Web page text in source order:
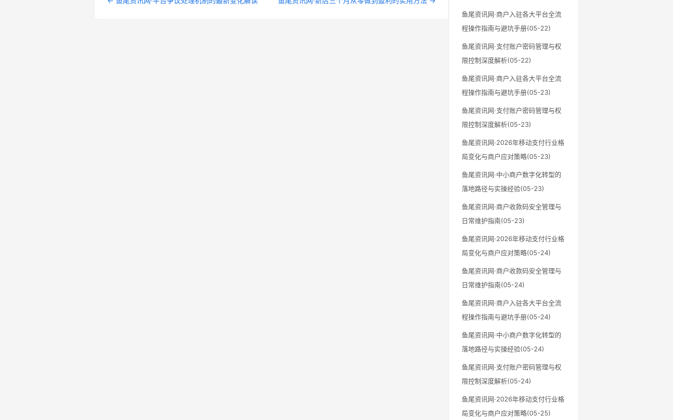
鱼尾资讯网·商户入驻各大平台全流
程操作指南与避坑手册(05-22)
鱼尾资讯网·支付账户密码管理与权
限控制深度解析(05-22)
鱼尾资讯网·商户入驻各大平台全流
程操作指南与避坑手册(05-23)
鱼尾资讯网·支付账户密码管理与权
限控制深度解析(05-23)
鱼尾资讯网·2026年移动支付行业格
局变化与商户应对策略(05-23)
鱼尾资讯网·中小商户数字化转型的
落地路径与实操经验(05-23)
鱼尾资讯网·商户收款码安全管理与
日常维护指南(05-23)
鱼尾资讯网·2026年移动支付行业格
局变化与商户应对策略(05-24)
鱼尾资讯网·商户收款码安全管理与
日常维护指南(05-24)
鱼尾资讯网·商户入驻各大平台全流
程操作指南与避坑手册(05-24)
鱼尾资讯网·中小商户数字化转型的
落地路径与实操经验(05-24)
鱼尾资讯网·支付账户密码管理与权
限控制深度解析(05-24)
鱼尾资讯网·2026年移动支付行业格
局变化与商户应对策略(05-25)